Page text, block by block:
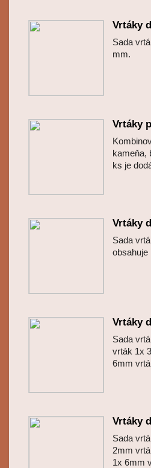
Vrtáky
Sada
mm.
Vrtáky
kameňa,
ks je
Vrtáky
Sada
Vrtáky
Sada
vrták 1x
6mm
Vrtáky
Sada
2mm
1x 6mm